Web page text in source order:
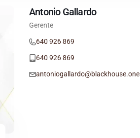
Antonio Gallardo
Gerente
640 926 869
640 926 869
antoniogallardo@blackhouse.one